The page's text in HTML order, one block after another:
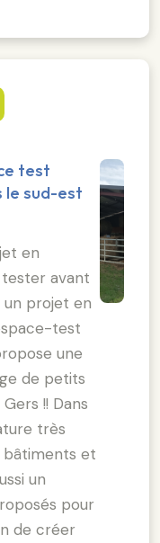
test
le sud-est
en
avant
un projet en
test
une
de petits
!! Dans
très
bâtiments et
un
pour
de créer